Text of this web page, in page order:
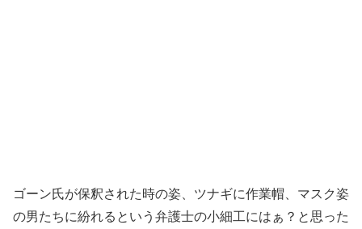
ゴーン氏が保釈された時の姿、ツナギに作業帽、マスク姿
の男たちに紛れるという弁護士の小細工にはぁ？と思った